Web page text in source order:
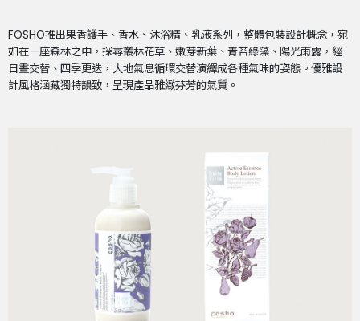
FOSHO推出果香護手、香水、沐浴精、乳液系列，整體包裝設計概念，宛
如在一座森林之中，探尋叢林花草、嫩芽新葉、青苔綠藻、陽光雨露，經
日晝交替、四季更迭，大地氣息循環交替演繹成各種氣味的姿態。優雅設
計風格涵藏獨特韻致，呈現產品雅緻芬芳的氣質。